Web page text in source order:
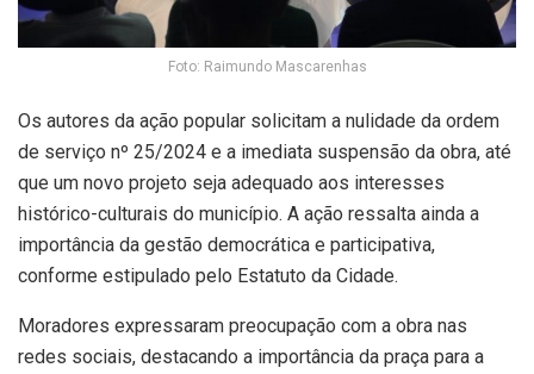
Foto: Raimundo Mascarenhas
Os autores da ação popular solicitam a nulidade da ordem
de serviço nº 25/2024 e a imediata suspensão da obra, até
que um novo projeto seja adequado aos interesses
histórico-culturais do município. A ação ressalta ainda a
importância da gestão democrática e participativa,
conforme estipulado pelo Estatuto da Cidade.
Moradores expressaram preocupação com a obra nas
redes sociais, destacando a importância da praça para a